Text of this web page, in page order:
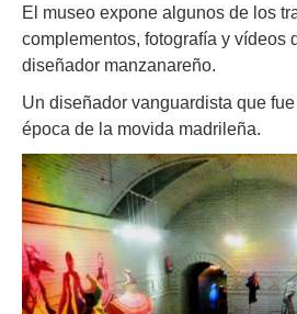
El museo expone algunos de los
complementos, fotografía y vídeos
diseñador manzanareño.
Un diseñador vanguardista que
época de la movida madrileña.